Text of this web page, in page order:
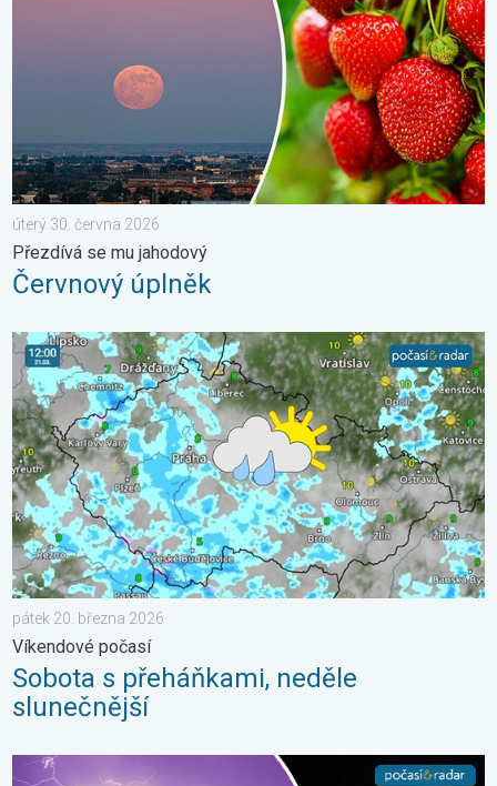
úterý 30. června 2026
Přezdívá se mu jahodový
Červnový úplněk
Sobota s přeháňkami, neděle slunečnější. Víkendové počasí. .
pátek 20. března 2026
Víkendové počasí
Sobota s přeháňkami, neděle
slunečnější
Červnové fotografie. Zajímavosti. . . neděle 5. července 2026